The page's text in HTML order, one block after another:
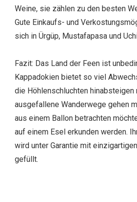
Weine, sie zählen zu den besten
Gute Einkaufs- und
sich in Ürgüp, Mustafapasa und
Fazit: Das Land der Feen ist
Kappadokien bietet so viel
die Höhlenschluchten hinabsteigen
ausgefallene Wanderwege gehen
aus einem Ballon betrachten
auf einem Esel erkunden werden.
wird unter Garantie mit
gefüllt.